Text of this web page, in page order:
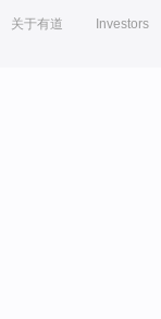
关于有道 Investors